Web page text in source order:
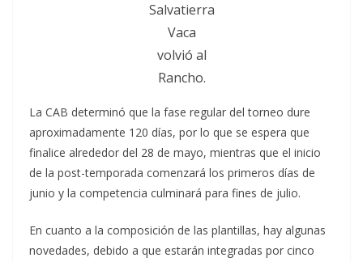
Salvatierra
Vaca
volvió al
Rancho.
La CAB determinó que la fase regular del torneo dure
aproximadamente 120 días, por lo que se espera que
finalice alrededor del 28 de mayo, mientras que el inicio
de la post-temporada comenzará los primeros días de
junio y la competencia culminará para fines de julio.
En cuanto a la composición de las plantillas, hay algunas
novedades, debido a que estarán integradas por cinco